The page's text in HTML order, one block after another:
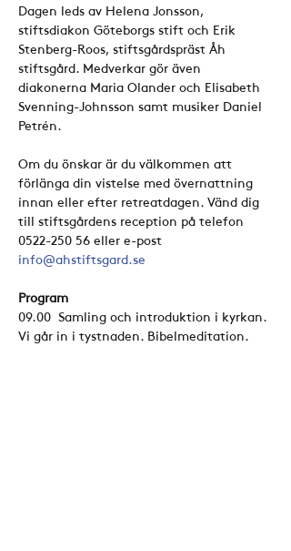
Dagen leds av Helena Jonsson,
stiftsdiakon Göteborgs stift och Erik
Stenberg-Roos, stiftsgårdspräst Åh
stiftsgård. Medverkar gör även
diakonerna Maria Olander och Elisabeth
Svenning-Johnsson samt musiker Daniel
Petrén.
Om du önskar är du välkommen att
förlänga din vistelse med övernattning
innan eller efter retreatdagen. Vänd dig
till stiftsgårdens reception på telefon
0522-250 56 eller e-post
info@ahstiftsgard.se
Program
09.00  Samling och introduktion i kyrkan.
Vi går in i tystnaden. Bibelmeditation.